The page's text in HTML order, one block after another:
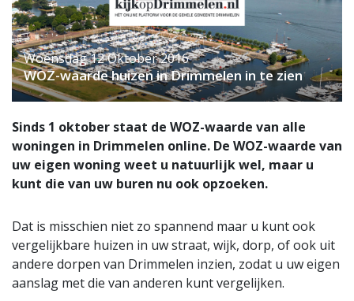
Woensdag 12 Oktober 2016
WOZ-waarde huizen in Drimmelen in te zien
Sinds 1 oktober staat de WOZ-waarde van alle
woningen in Drimmelen online. De WOZ-waarde van
uw eigen woning weet u natuurlijk wel, maar u
kunt die van uw buren nu ook opzoeken.
Dat is misschien niet zo spannend maar u kunt ook
vergelijkbare huizen in uw straat, wijk, dorp, of ook uit
andere dorpen van Drimmelen inzien, zodat u uw eigen
aanslag met die van anderen kunt vergelijken.